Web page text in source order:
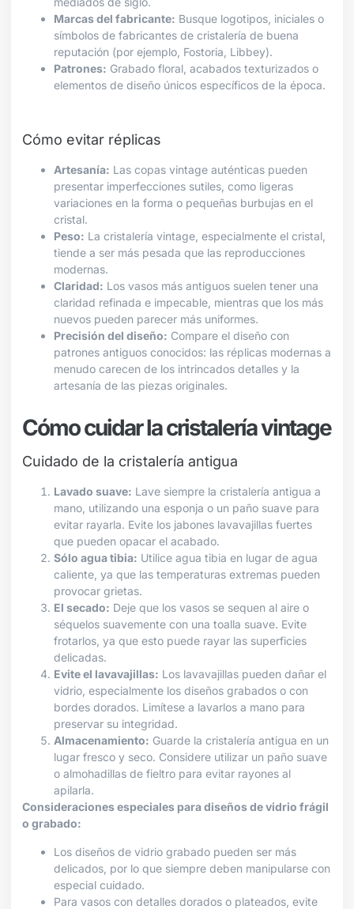
Marcas del fabricante: Busque logotipos, iniciales o
símbolos de fabricantes de cristalería de buena
reputación (por ejemplo, Fostoria, Libbey).
Patrones: Grabado floral, acabados texturizados o
elementos de diseño únicos específicos de la época.
Cómo evitar réplicas
Artesanía: Las copas vintage auténticas pueden
presentar imperfecciones sutiles, como ligeras
variaciones en la forma o pequeñas burbujas en el
cristal.
Peso: La cristalería vintage, especialmente el cristal,
tiende a ser más pesada que las reproducciones
modernas.
Claridad: Los vasos más antiguos suelen tener una
claridad refinada e impecable, mientras que los más
nuevos pueden parecer más uniformes.
Precisión del diseño: Compare el diseño con
patrones antiguos conocidos: las réplicas modernas a
menudo carecen de los intrincados detalles y la
artesanía de las piezas originales.
Cómo cuidar la cristalería vintage
Cuidado de la cristalería antigua
Lavado suave: Lave siempre la cristalería antigua a
mano, utilizando una esponja o un paño suave para
evitar rayarla. Evite los jabones lavavajillas fuertes
que pueden opacar el acabado.
Sólo agua tibia: Utilice agua tibia en lugar de agua
caliente, ya que las temperaturas extremas pueden
provocar grietas.
El secado: Deje que los vasos se sequen al aire o
séquelos suavemente con una toalla suave. Evite
frotarlos, ya que esto puede rayar las superficies
delicadas.
Evite el lavavajillas: Los lavavajillas pueden dañar el
vidrio, especialmente los diseños grabados o con
bordes dorados. Limítese a lavarlos a mano para
preservar su integridad.
Almacenamiento: Guarde la cristalería antigua en un
lugar fresco y seco. Considere utilizar un paño suave
o almohadillas de fieltro para evitar rayones al
apilarla.
Consideraciones especiales para diseños de vidrio frágil
o grabado:
Los diseños de vidrio grabado pueden ser más
delicados, por lo que siempre deben manipularse con
especial cuidado.
Para vasos con detalles dorados o plateados, evite